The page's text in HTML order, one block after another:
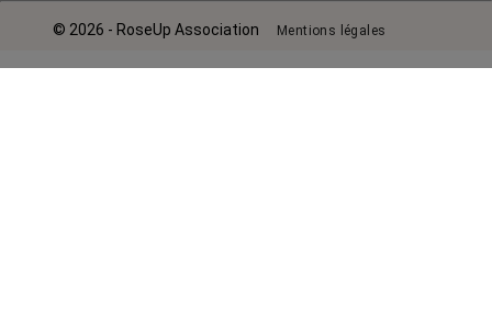
© 2026 - RoseUp Association Mentions légales